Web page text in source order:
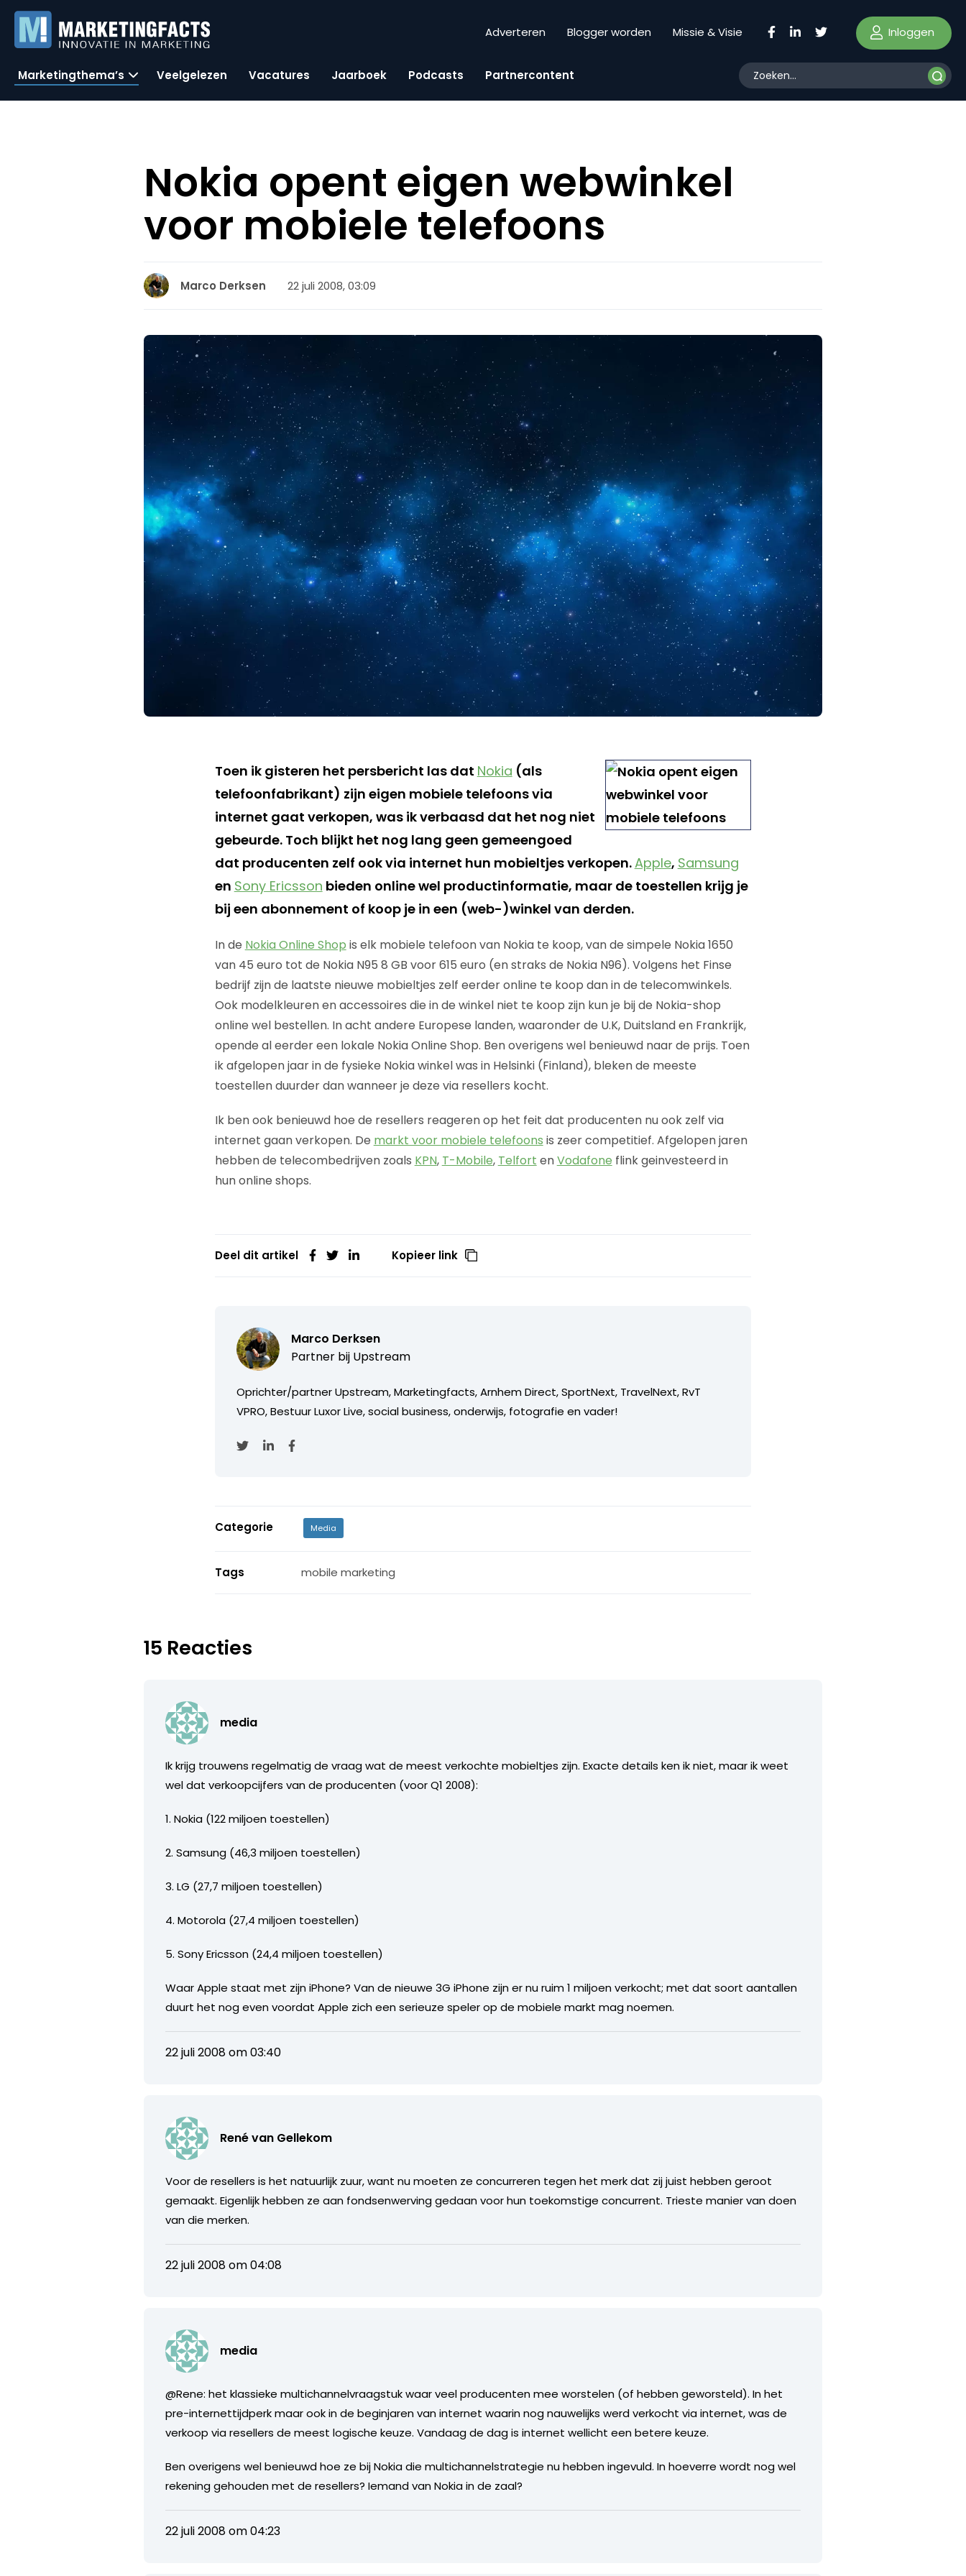
Adverteren Blogger worden Missie & Visie Inloggen
Marketingthema’s Veelgelezen Vacatures Jaarboek Podcasts Partnercontent
Nokia opent eigen webwinkel
voor mobiele telefoons
Marco Derksen 22 juli 2008, 03:09
Toen ik gisteren het persbericht las dat Nokia (als
telefoonfabrikant) zijn eigen mobiele telefoons via
internet gaat verkopen, was ik verbaasd dat het nog niet
gebeurde. Toch blijkt het nog lang geen gemeengoed
dat producenten zelf ook via internet hun mobieltjes verkopen.Apple, Samsung
en Sony Ericsson bieden online wel productinformatie, maar de toestellen krijg je
bij een abonnement of koop je in een (web-)winkel van derden.
In de Nokia Online Shop is elk mobiele telefoon van Nokia te koop, van de simpele Nokia 1650
van 45 euro tot de Nokia N95 8 GB voor 615 euro (en straks de Nokia N96). Volgens het Finse
bedrijf zijn de laatste nieuwe mobieltjes zelf eerder online te koop dan in de telecomwinkels.
Ook modelkleuren en accessoires die in de winkel niet te koop zijn kun je bij de Nokia-shop
online wel bestellen. In acht andere Europese landen, waaronder de U.K, Duitsland en Frankrijk,
opende al eerder een lokale Nokia Online Shop. Ben overigens wel benieuwd naar de prijs. Toen
ik afgelopen jaar in de fysieke Nokia winkel was in Helsinki (Finland), bleken de meeste
toestellen duurder dan wanneer je deze via resellers kocht.
Ik ben ook benieuwd hoe de resellers reageren op het feit dat producenten nu ook zelf via
internet gaan verkopen. De markt voor mobiele telefoons is zeer competitief. Afgelopen jaren
hebben de telecombedrijven zoals KPN, T-Mobile, Telfort enVodafone flink geinvesteerd in
hun online shops.
Deel dit artikel Kopieer link
Marco Derksen
Partner bij Upstream
Oprichter/partner Upstream, Marketingfacts, Arnhem Direct, SportNext, TravelNext, RvT
VPRO, Bestuur Luxor Live, social business, onderwijs, fotografie en vader!
Categorie Media
Tags mobile marketing
15 Reacties
media
Ik krijg trouwens regelmatig de vraag wat de meest verkochte mobieltjes zijn. Exacte details ken ik niet, maar ik weet
wel dat verkoopcijfers van de producenten (voor Q1 2008):
1. Nokia (122 miljoen toestellen)
2. Samsung (46,3 miljoen toestellen)
3. LG (27,7 miljoen toestellen)
4. Motorola (27,4 miljoen toestellen)
5. Sony Ericsson (24,4 miljoen toestellen)
Waar Apple staat met zijn iPhone? Van de nieuwe 3G iPhone zijn er nu ruim 1 miljoen verkocht; met dat soort aantallen
duurt het nog even voordat Apple zich een serieuze speler op de mobiele markt mag noemen.
22 juli 2008 om 03:40
René van Gellekom
Voor de resellers is het natuurlijk zuur, want nu moeten ze concurreren tegen het merk dat zij juist hebben geroot
gemaakt. Eigenlijk hebben ze aan fondsenwerving gedaan voor hun toekomstige concurrent. Trieste manier van doen
van die merken.
22 juli 2008 om 04:08
media
@Rene: het klassieke multichannelvraagstuk waar veel producenten mee worstelen (of hebben geworsteld). In het
pre-internettijdperk maar ook in de beginjaren van internet waarin nog nauwelijks werd verkocht via internet, was de
verkoop via resellers de meest logische keuze. Vandaag de dag is internet wellicht een betere keuze.
Ben overigens wel benieuwd hoe ze bij Nokia die multichannelstrategie nu hebben ingevuld. In hoeverre wordt nog wel
rekening gehouden met de resellers? Iemand van Nokia in de zaal?
22 juli 2008 om 04:23